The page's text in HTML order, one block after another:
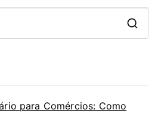
para Comércios: Como